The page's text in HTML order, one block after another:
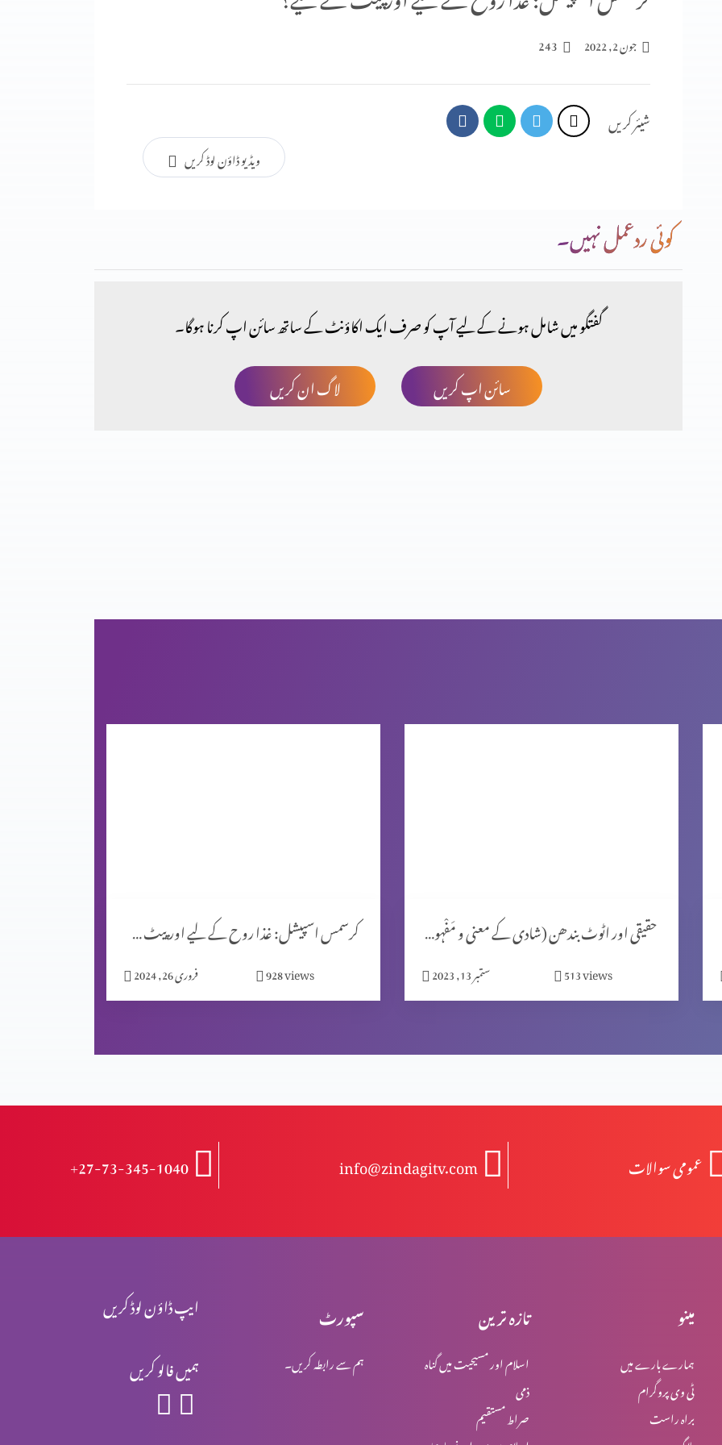
جون 2, 2022 243
شیئر کریں
ویڈیو ڈاؤن لوڈ کریں
کوئی ردعمل نہیں۔
گفتگو میں شامل ہونے کے لیے آپ کو صرف ایک اکاؤنٹ کے ساتھ سائن اپ کرنا ہوگا۔
لاگ ان کریں
سائن اپ کریں
کرسمس اسپیشل: غذا روح کے لیے اور پیٹ کے لیے؟
فروری 26, 2024 928views
حقیقی اور اٹوٹ بندھن (شادی کے معنی و مَفْہوم) حصہ 1
ستمبر 13, 2023 513views
+27-73-345-1040 info@zindagitv.com عمومی سوالات
ایپ ڈاؤن لوڈ کریں
ہمیں فالو کریں
سپورٹ
ہم سے رابطہ کریں۔
تازہ ترین
اسلام اور مسیحیت میں گناہ
ذمی
صراط مستقیم
مینو
ہمارے بارے میں
ٹی وی پروگرام
براہ راست